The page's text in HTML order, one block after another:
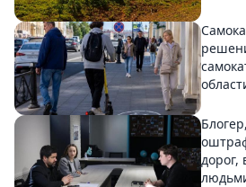
дорог,